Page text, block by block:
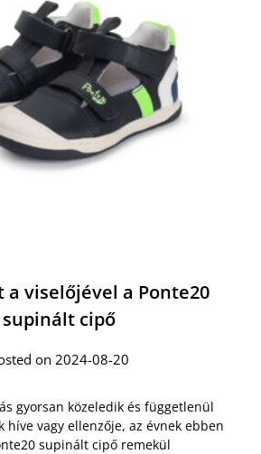
a viselőjével a Ponte20
supinált cipő
on 2024-08-20
gyorsan közeledik és függetlenül
híve vagy ellenzője, az évnek ebben
supinált cipő remekül